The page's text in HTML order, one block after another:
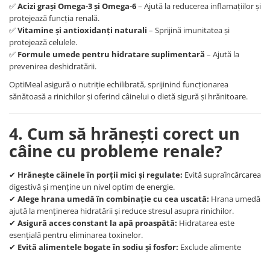
✅Acizi grași Omega-3 și Omega-6– Ajută la reducerea inflamațiilor și
protejează funcția renală.
✅Vitamine și antioxidanți naturali – Sprijină imunitatea și
protejează celulele.
✅ Formule umede pentru hidratare suplimentară – Ajută la
prevenirea deshidratării.
OptiMeal asigură o nutriție echilibrată, sprijinind funcționarea
sănătoasă a rinichilor și oferind câinelui o dietă sigură și hrănitoare.
4. Cum să hrănești corect un
câine cu probleme renale?
✔ Hrănește câinele în porții mici și regulate: Evită supraîncărcarea
digestivă și menține un nivel optim de energie.
✔ Alege hrana umedă în combinație cu cea uscată: Hrana umedă
ajută la menținerea hidratării și reduce stresul asupra rinichilor.
✔ Asigură acces constant la apă proaspătă: Hidratarea este
esențială pentru eliminarea toxinelor.
✔ Evită alimentele bogate în sodiu și fosfor: Exclude alimente